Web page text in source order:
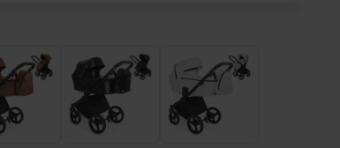
IG222 IG225 IG232